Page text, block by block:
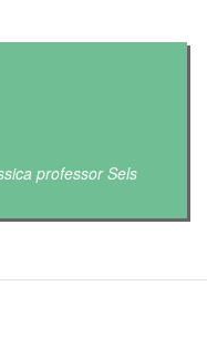
professor Sels